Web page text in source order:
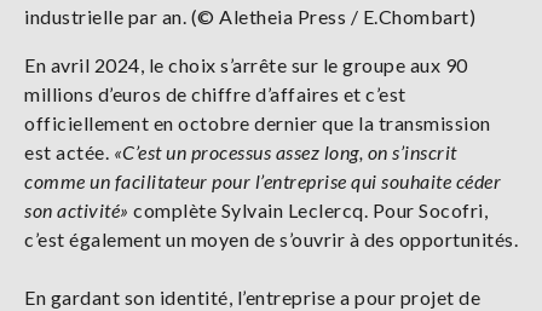
industrielle par an. (© Aletheia Press / E.Chombart)
En avril 2024, le choix s’arrête sur le groupe aux 90
millions d’euros de chiffre d’affaires et c’est
officiellement en octobre dernier que la transmission
est actée. «C’est un processus assez long, on s’inscrit
comme un facilitateur pour l’entreprise qui souhaite céder
son activité» complète Sylvain Leclercq. Pour Socofri,
c’est également un moyen de s’ouvrir à des opportunités.
En gardant son identité, l’entreprise a pour projet de